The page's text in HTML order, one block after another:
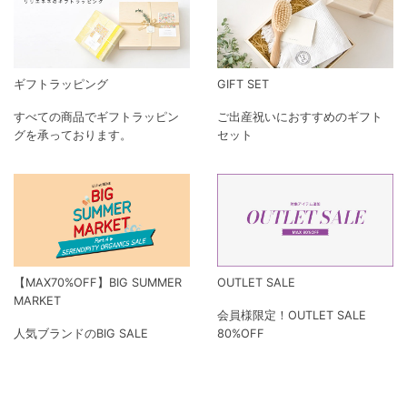
ギフトラッピング
すべての商品でギフトラッピン
グを承っております。
GIFT SET
ご出産祝いにおすすめのギフト
セット
【MAX70%OFF】BIG SUMMER
MARKET
人気ブランドのBIG SALE
OUTLET SALE
会員様限定！OUTLET SALE
80%OFF